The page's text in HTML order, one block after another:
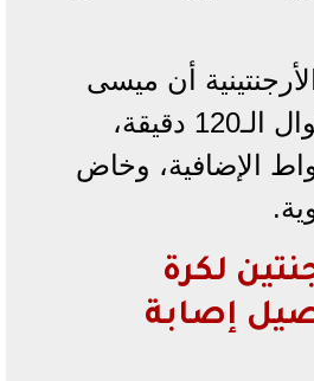
أن ميسى
استمرت جهود طوال الـ120 دقيقة،
الإضافية، وخاض
لكرة
إصابة